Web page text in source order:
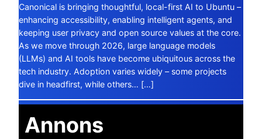
Canonical is bringing thoughtful, local-first AI to Ubuntu –
enhancing accessibility, enabling intelligent agents, and
keeping user privacy and open source values at the core.
As we move through 2026, large language models
(LLMs) and AI tools have become ubiquitous across the
tech industry. Adoption varies widely – some projects
dive in headfirst, while others… […]
Annons